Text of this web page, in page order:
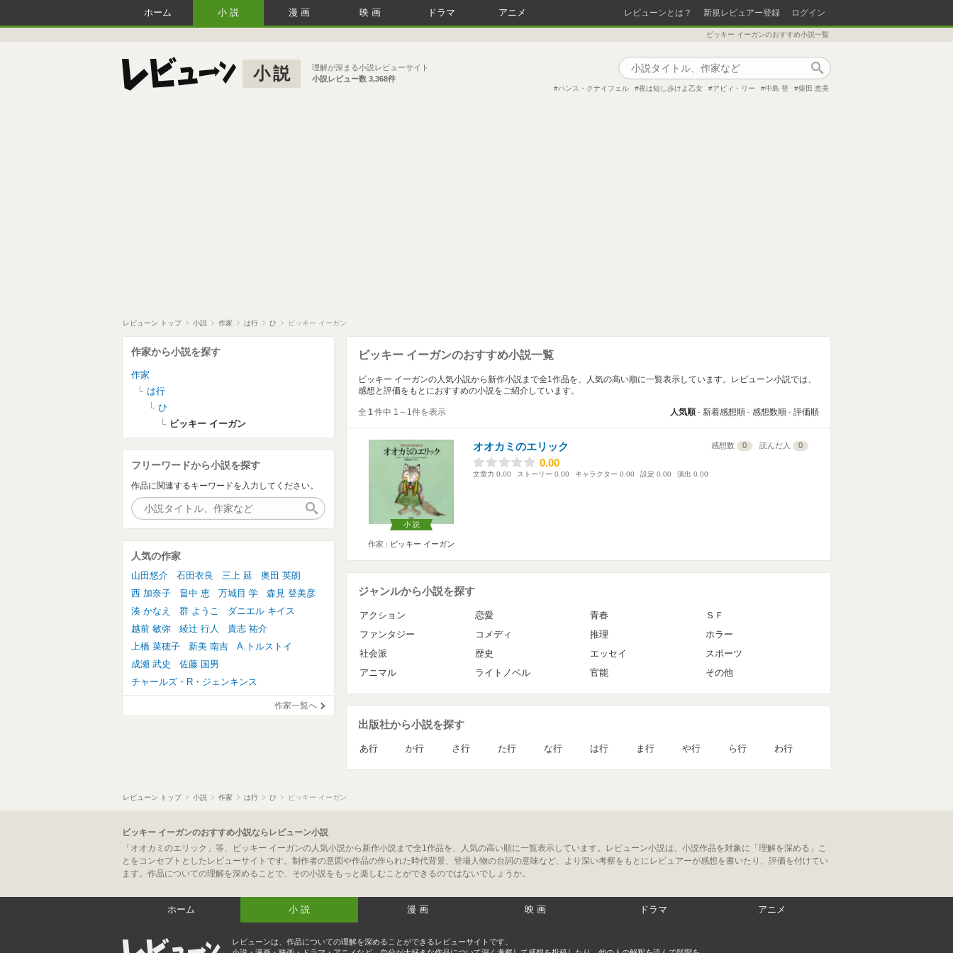
ホーム 小説 漫画 映画 ドラマ アニメ レビューンとは？ 新規レビュアー登録 ログイン
ビッキー イーガンのおすすめ小説一覧
小説
理解が深まる小説レビューサイト
小説レビュー数 3,368件
ハンス・クナイフェル 夜は短し歩けよ乙女 アビィ・リー 中島 登 柴田 恵美
レビューン トップ 小説 作家 は行 ひ ビッキー イーガン
ビッキー イーガンのおすすめ小説一覧
ビッキー イーガンの人気小説から新作小説まで全1作品を、人気の高い順に一覧表示しています。レビューン小説では、
感想と評価をもとにおすすめの小説をご紹介しています。
全 1件中 1～1件を表示 人気順 新着感想順 感想数順 評価順
小説
作家 ビッキー イーガン
オオカミのエリック 感想数 0 読んだ人 0
0.00
0.00
文章力 0.00 ストーリー 0.00 キャラクター 0.00 設定 0.00 演出 0.00
ジャンルから小説を探す
アクション 恋愛 青春
ＳＦ
ファンタジー
コメディ 推理
ホラー
社会派
歴史 エッセイ
スポーツ
アニマル
ライトノベル 官能 その他
出版社から小説を探す
あ行 か行 さ行 た行 な行 は行 ま行 や行 ら行 わ行
作家から小説を探す
作家
は行
ひ
ビッキー イーガン
フリーワードから小説を探す
作品に関連するキーワードを入力してください。
人気の作家
山田悠介 石田衣良 三上 延
奥田 英朗
西 加奈子
畠中 恵 万城目 学
森見 登美彦
湊 かなえ
群 ようこ
ダニエル キイス
越前 敏弥
綾辻 行人
貴志 祐介
上橋 菜穂子
新美 南吉
A.トルストイ
成瀬 武史
佐藤 国男
チャールズ・R・ジェンキンス
作家一覧へ
レビューン トップ 小説 作家 は行 ひ ビッキー イーガン
ビッキー イーガンのおすすめ小説ならレビューン小説
「オオカミのエリック」等、ビッキー イーガンの人気小説から新作小説まで全1作品を、人気の高い順に一覧表示しています。レビューン小説は、小説作品を対象に「理解を深める」こ
とをコンセプトとしたレビューサイトです。制作者の意図や作品の作られた時代背景、登場人物の台詞の意味など、より深い考察をもとにレビュアーが感想を書いたり、評価を付けてい
ます。作品についての理解を深めることで、その小説をもっと楽しむことができるのではないでしょうか。
ホーム 小説 漫画 映画 ドラマ アニメ
レビューンは、作品についての理解を深めることができるレビューサイトです。